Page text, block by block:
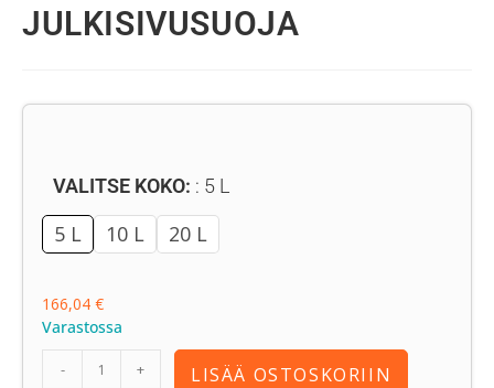
JULKISIVUSUOJA
VALITSE KOKO: 5 L
5 L 10 L 20 L
166,04 €
Varastossa
- + LISÄÄ OSTOSKORIIN